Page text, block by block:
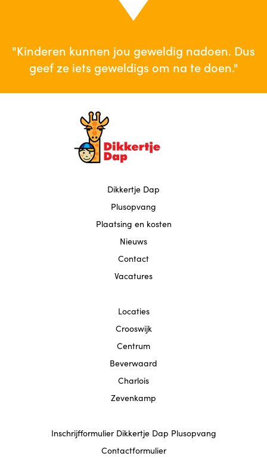
Locaties
Locatie Crooswijk
Locatie Centrum
Locatie Charlois
"Kinderen kunnen jou geweldig nadoen. Dus
geef ze iets geweldigs om na te doen."
Dikkertje Dap
Plusopvang
Plaatsing en kosten
Nieuws
Contact
Vacatures
Locaties
Crooswijk
Centrum
Beverwaard
Charlois
Zevenkamp
Inschrijfformulier Dikkertje Dap Plusopvang
Contactformulier